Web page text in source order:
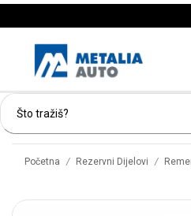
Početna / Rezervni Dijelovi /